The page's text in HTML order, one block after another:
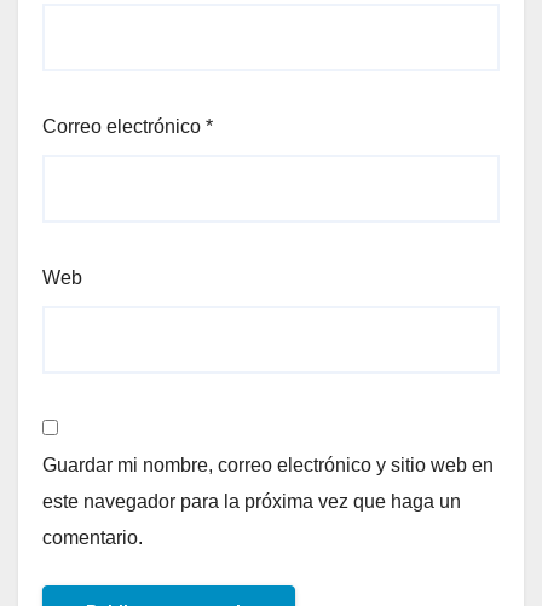
Correo electrónico *
Web
Guardar mi nombre, correo electrónico y sitio web en
este navegador para la próxima vez que haga un
comentario.